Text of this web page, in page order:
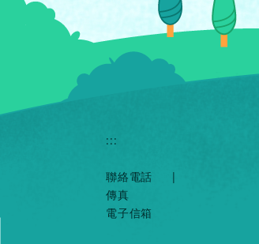
:::
聯絡電話
|
傳真
電子信箱